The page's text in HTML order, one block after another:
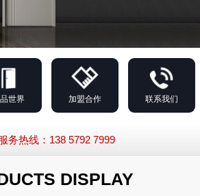
世界 加盟合作 联系我们
务热线：138 5792 7999
DISPLAY